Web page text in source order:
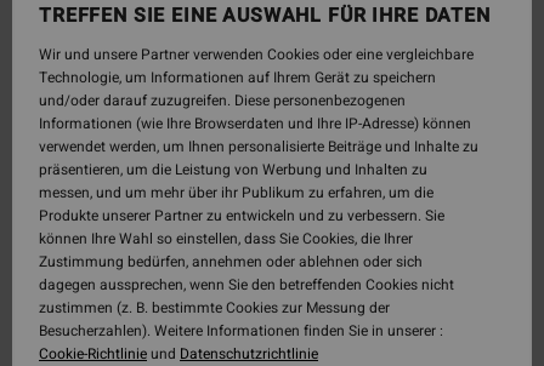
TREFFEN SIE EINE AUSWAHL FÜR IHRE DATEN
Wir und unsere Partner verwenden Cookies oder eine vergleichbare
Technologie, um Informationen auf Ihrem Gerät zu speichern
und/oder darauf zuzugreifen. Diese personenbezogenen
Informationen (wie Ihre Browserdaten und Ihre IP-Adresse) können
verwendet werden, um Ihnen personalisierte Beiträge und Inhalte zu
präsentieren, um die Leistung von Werbung und Inhalten zu
messen, und um mehr über ihr Publikum zu erfahren, um die
Produkte unserer Partner zu entwickeln und zu verbessern. Sie
können Ihre Wahl so einstellen, dass Sie Cookies, die Ihrer
Zustimmung bedürfen, annehmen oder ablehnen oder sich
dagegen aussprechen, wenn Sie den betreffenden Cookies nicht
zustimmen (z. B. bestimmte Cookies zur Messung der
Besucherzahlen). Weitere Informationen finden Sie in unserer :
Cookie-Richtlinieund Datenschutzrichtlinie